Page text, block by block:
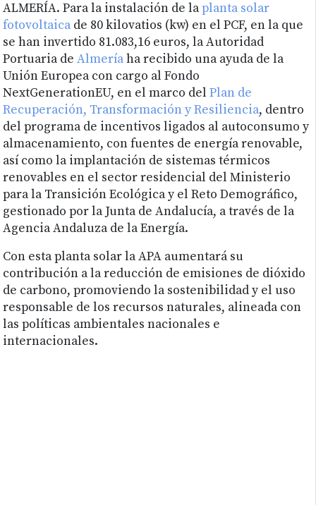
ALMERÍA. Para la instalación de laplanta solar
fotovoltaica de 80 kilovatios (kw) en el PCF, en la que
se han invertido 81.083,16 euros, la Autoridad
Portuaria deAlmeríaha recibido una ayuda de la
Unión Europea con cargo al Fondo
NextGenerationEU, en el marco delPlan de
Recuperación, Transformación y Resiliencia, dentro
del programa de incentivos ligados al autoconsumo y
almacenamiento, con fuentes de energía renovable,
así como la implantación de sistemas térmicos
renovables en el sector residencial del Ministerio
para la Transición Ecológica y el Reto Demográfico,
gestionado por la Junta de Andalucía, a través de la
Agencia Andaluza de la Energía.
Con esta planta solar la APA aumentará su
contribución a la reducción de emisiones de dióxido
de carbono, promoviendo la sostenibilidad y el uso
responsable de los recursos naturales, alineada con
las políticas ambientales nacionales e
internacionales.